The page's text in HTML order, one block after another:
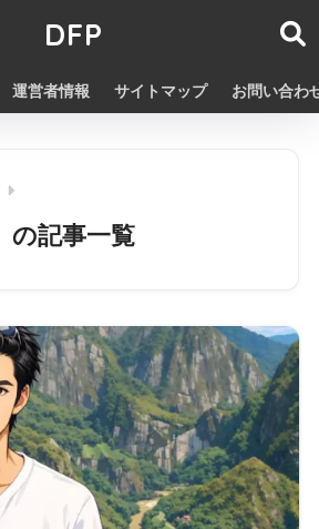
DFP
運営者情報 サイトマップ お問い合わ
の記事一覧